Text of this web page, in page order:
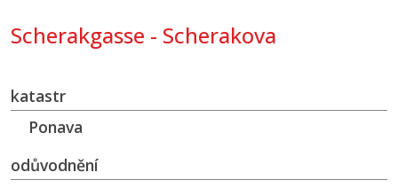
Scherakgasse - Scherakova
katastr
Ponava
odůvodnění